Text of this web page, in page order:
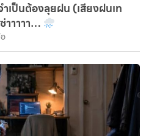
เป็นต้องลุยฝน (เสียงฝนเท
าาาาา…